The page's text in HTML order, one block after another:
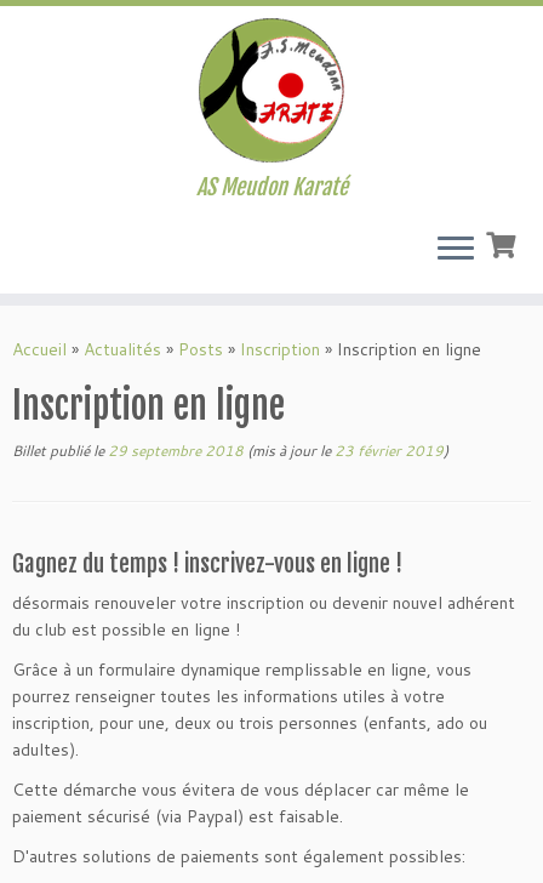
au
AS Meudon Karaté
Accueil » Actualités » Posts » Inscription » Inscription en ligne
Inscription en ligne
Billet publié le29 septembre 2018 (mis à jour le23 février 2019)
Gagnez du temps ! inscrivez-vous en ligne !
désormais renouveler votre inscription ou devenir nouvel adhérent
du club est possible en ligne !
Grâce à un formulaire dynamique remplissable en ligne, vous
pourrez renseigner toutes les informations utiles à votre
inscription, pour une, deux ou trois personnes (enfants, ado ou
adultes).
Cette démarche vous évitera de vous déplacer car même le
paiement sécurisé (via Paypal) est faisable.
D'autres solutions de paiements sont également possibles: